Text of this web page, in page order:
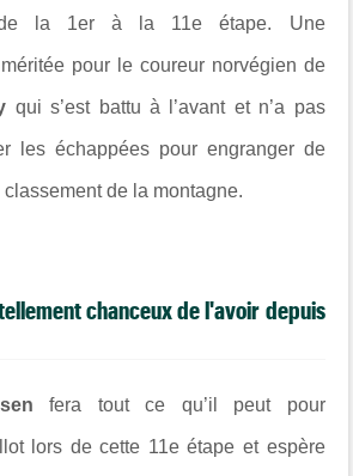
de la 1er à la 11e étape. Une
pour le coureur norvégien de
qui s’est battu à l’avant et n’a pas
les échappées pour engranger de
de la montagne.
chanceux de l'avoir depuis
fera tout ce qu’il peut pour
lors de cette 11e étape et espère